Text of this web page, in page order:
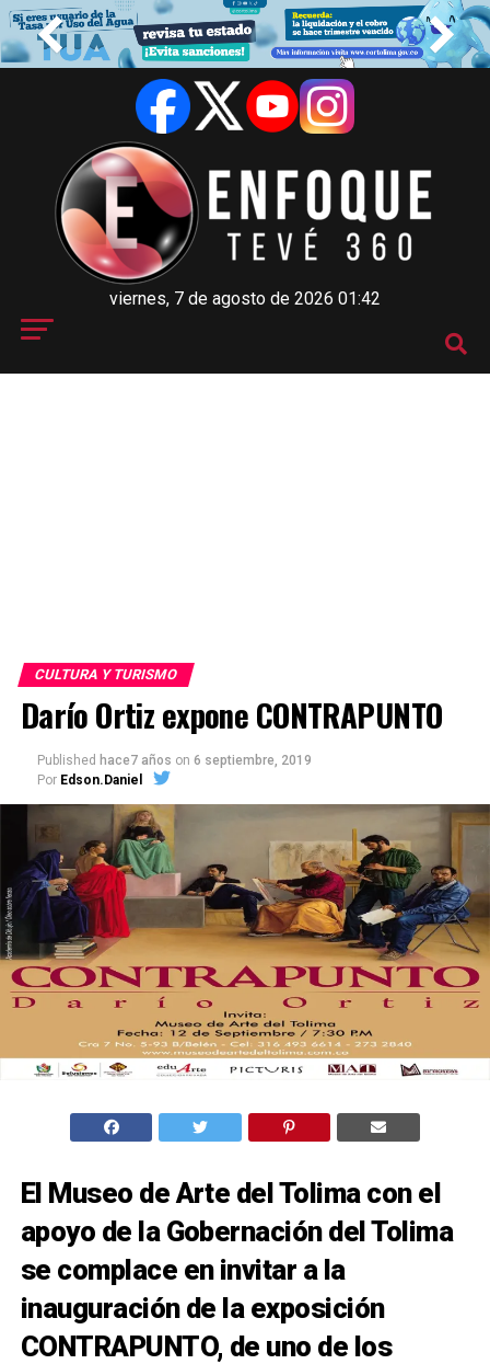
viernes, 7 de agosto de 2026 01:42
CULTURA Y TURISMO
Darío Ortiz expone CONTRAPUNTO
Published hace7 años on 6 septiembre, 2019
Por Edson.Daniel
El Museo de Arte del Tolima con el
apoyo de la Gobernación del Tolima
se complace en invitar a la
inauguración de la exposición
CONTRAPUNTO, de uno de los